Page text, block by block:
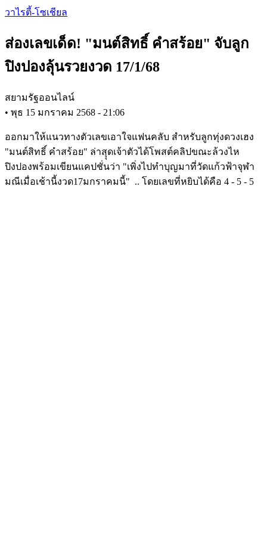
Skip
content
วาไรตี้-โซเชียล
ส่องเลขเด็ด! "มนต์สิทธิ์ คำสร้อย" จับลูก
ปิงปองลุ้นรวยงวด 17/1/68
สยามรัฐออนไลน์
• พุธ 15 มกราคม 2568 - 21:06
ออกมาให้แนวทางตัวเลขเอาใจแฟนคลับ สำหรับลูกทุ่งดวงเฮง
"มนต์สิทธิ์ คำสร้อย" ล่าสุุดเจ้าตัวได้โพสต์คลิปขณะล้วงไห
ปิงปองพร้อมเขียนแคปชั่นว่า "เพิ่งไปทำบุญมาที่วัดแก้วฟ้าจุฬา
มณีเมื่อเช้านี้งวด17มกราคมนี้" .. โดยเลขที่หยิบได้คือ 4 - 5 - 5